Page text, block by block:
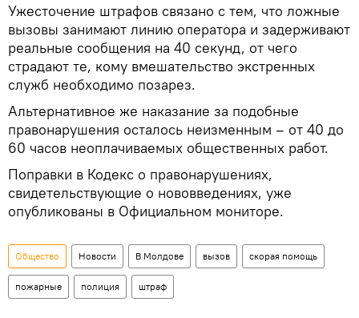
Ужесточение штрафов связано с тем, что ложные
вызовы занимают линию оператора и задерживают
реальные сообщения на 40 секунд, от чего
страдают те, кому вмешательство экстренных
служб необходимо позарез.
Альтернативное же наказание за подобные
правонарушения осталось неизменным – от 40 до
60 часов неоплачиваемых общественных работ.
Поправки в Кодекс о правонарушениях,
свидетельствующие о нововведениях, уже
опубликованы в Официальном мониторе.
Общество Новости В Молдове вызов скорая помощь
пожарные полиция штраф